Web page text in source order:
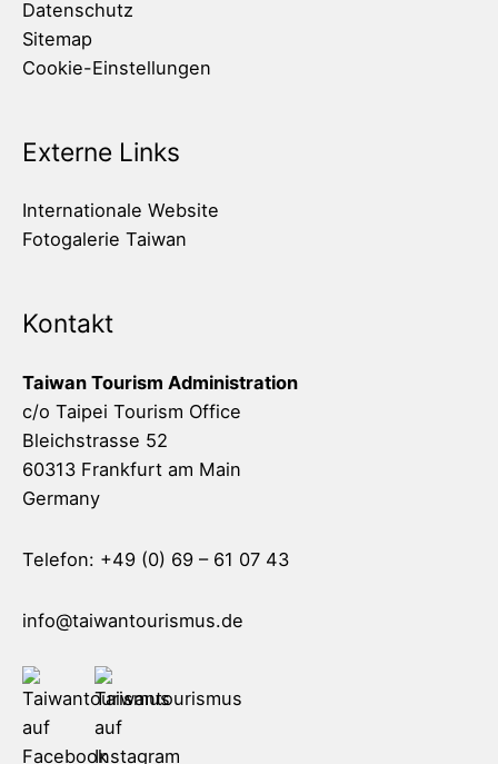
Datenschutz
Sitemap
Cookie-Einstellungen
Externe Links
Internationale Website
Fotogalerie Taiwan
Kontakt
Taiwan Tourism Administration
c/o Taipei Tourism Office
Bleichstrasse 52
60313 Frankfurt am Main
Germany
Telefon: +49 (0) 69 – 61 07 43
info@taiwantourismus.de